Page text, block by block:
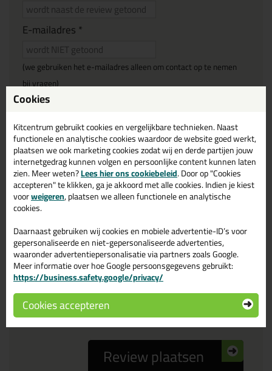
E-mailadres *
(we gebruiken het e-mailadres alleen om contact op te nemen
bij vragen)
Reviewtitel *
Je ervaring
Beoordeling
Zou jij dit product aanbevelen bij anderen?
ja
nee
Review plaatsen
Cookies
Kitcentrum gebruikt cookies en vergelijkbare technieken. Naast
functionele en analytische cookies waardoor de website goed werkt,
plaatsen we ook marketing cookies zodat wij en derde partijen jouw
internetgedrag kunnen volgen en persoonlijke content kunnen laten
zien. Meer weten?Lees hier ons cookiebeleid. Door op "Cookies
accepteren" te klikken, ga je akkoord met alle cookies. Indien je kiest
voorweigeren, plaatsen we alleen functionele en analytische
cookies.
Daarnaast gebruiken wij cookies en mobiele advertentie-ID’s voor
gepersonaliseerde en niet-gepersonaliseerde advertenties,
waaronder advertentiepersonalisatie via partners zoals Google.
Meer informatie over hoe Google persoonsgegevens gebruikt:
https://business.safety.google/privacy/
Cookies accepteren